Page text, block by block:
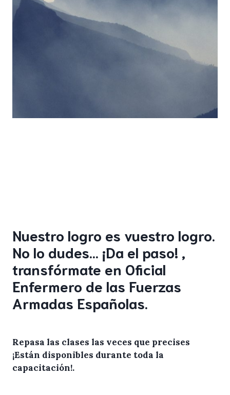
Nuestro logro es vuestro logro.
No lo dudes… ¡Da el paso! ,
transfórmate en Oficial
Enfermero de las Fuerzas
Armadas Españolas.
Repasa las clases las veces que precises
¡Están disponibles durante toda la
capacitación!.